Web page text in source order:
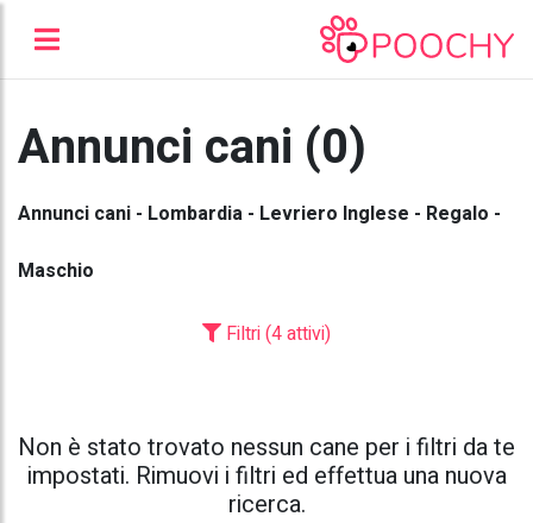
Annunci cani (0)
Annunci cani - Lombardia - Levriero Inglese - Regalo -
Maschio
Filtri (4 attivi)
Non è stato trovato nessun cane per i filtri da te
impostati. Rimuovi i filtri ed effettua una nuova
ricerca.